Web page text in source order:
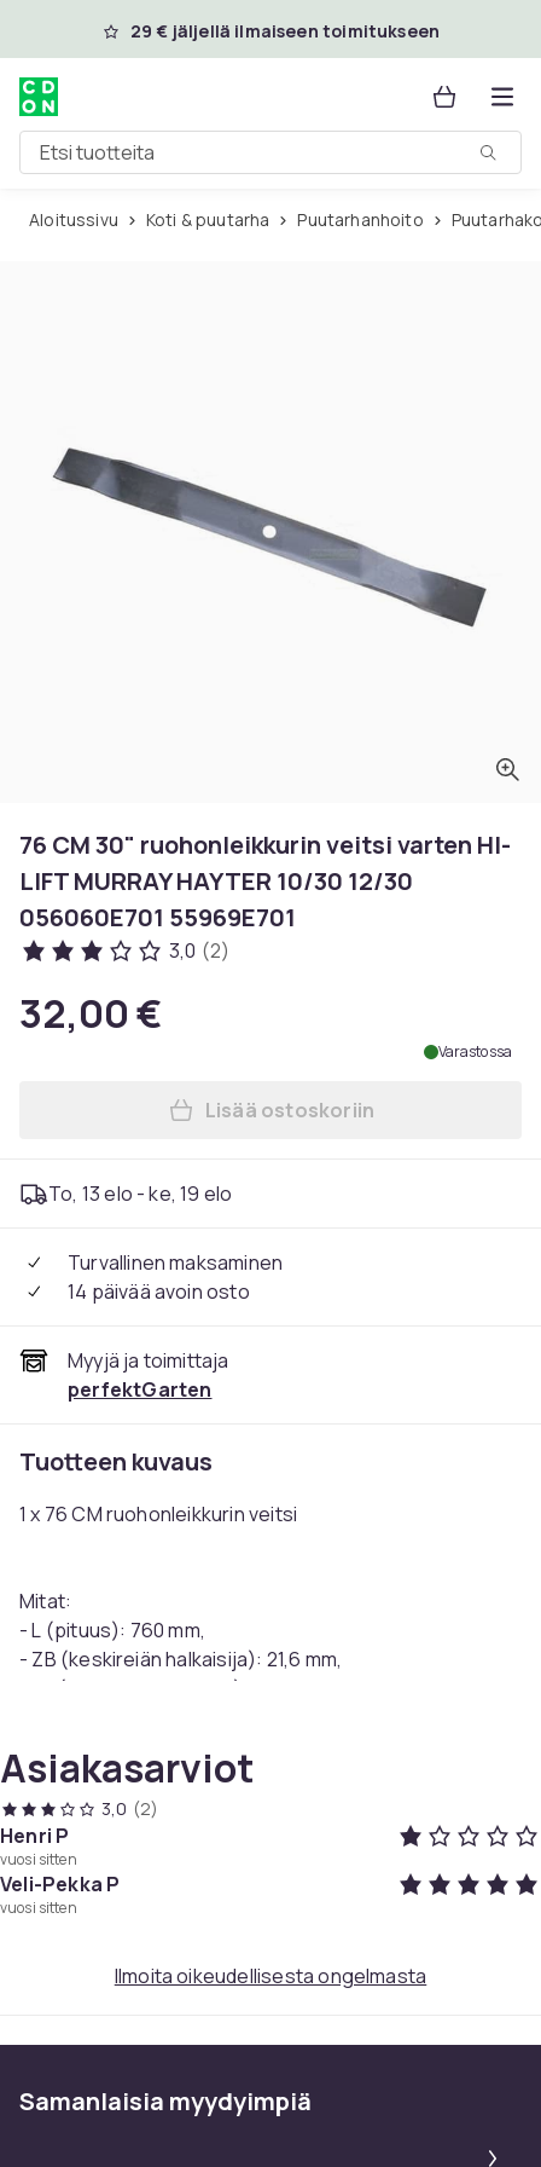
Ohita ja siirry pääsisältöön
29 € jäljellä ilmaiseen toimitukseen
Etsi tuotteita
Aloitussivu Koti & puutarha Puutarhanhoito
76 CM 30" ruohonleikkurin veitsi varten HI-
LIFT MURRAY HAYTER 10/30 12/30
056060E701 55969E701
3,0 (2)
32,00 €
Varastossa
Lisää 76 CM 30"
Lisää ostoskoriin
To, 13 elo - ke, 19 elo
Turvallinen maksaminen
14 päivää avoin osto
Myyjä ja toimittaja
perfektGarten
Tuotteen kuvaus
1 x 76 CM ruohonleikkurin veitsi
Mitat:
- L (pituus): 760 mm,
- ZB (keskireiän halkaisija): 21,6 mm,
- AL (sivureiän halkaisija): - mm,
- B (leveys): 57 mm,
- Paksuus: 3,8 mm
Yhteensopiva seuraavien kanssa:
Murray:
31519X20A
Asiakasarviot
3,0 (2)
Henri P
vuosi sitten
Veli-Pekka P
vuosi sitten
Ilmoita oikeudellisesta ongelmasta
Samanlaisia ​​myydyimpiä